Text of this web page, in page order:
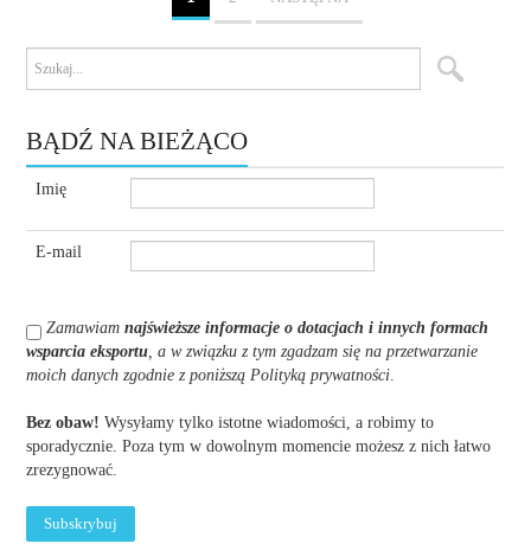
BĄDŹ NA BIEŻĄCO
Imię
E-mail
Zamawiamnajświeższe informacje o dotacjach i innych formach
wsparcia eksportu, a w związku z tym zgadzam się na przetwarzanie
moich danych zgodnie z poniższą Polityką prywatności.
Bez obaw! Wysyłamy tylko istotne wiadomości, a robimy to
sporadycznie. Poza tym w dowolnym momencie możesz z nich łatwo
zrezygnować.